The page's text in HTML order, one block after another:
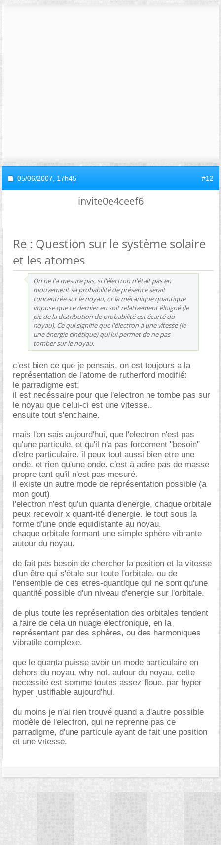
05/06/2007, 17h45 #12
invite0e4ceef6
Re : Question sur le système solaire
et les atomes
On ne l'a mesure pas, si l'électron n'était pas en
mouvement sa probabilité de présence serait
concentrée sur le noyau, or la mécanique quantique
impose que ce dernier en soit relativement éloigné (le
pic de la distribution de probabilité est écarté du
noyau). Ce qui signifie que l'électron à une vitesse (ie
une énergie cinétique) qui lui permet de ne pas
tomber sur le noyau.
c'est bien ce que je pensais, on est toujours a la
représentation de l'atome de rutherford modifié:
le parradigme est:
il est necéssaire pour que l'electron ne tombe pas sur
le noyau que celui-ci est une vitesse..
ensuite tout s'enchaine.
mais l'on sais aujourd'hui, que l'electron n'est pas
qu'une particule, et qu'il n'a pas forcement "besoin"
d'etre particulaire. il peux tout aussi bien etre une
onde. et rien qu'une onde. c'est à adire pas de masse
propre tant qu'il n'est pas mesuré.
il existe un autre mode de représentation possible (a
mon gout)
l'electron n'est qu'un quanta d'energie, chaque orbitale
peux recevoir x quant-ité d'energie. le tout sous la
forme d'une onde equidistante au noyau.
chaque orbitale formant une simple sphère vibrante
autour du noyau.
de fait pas besoin de chercher la position et la vitesse
d'un être qui s'étale sur toute l'orbitale. ou de
l'ensemble de ces etres-quantique qui ne sont qu'une
quantité possible d'un niveau d'energie sur l'orbitale.
de plus toute les représentation des orbitales tendent
a faire de cela un nuage electronique, en la
représentant par des sphères, ou des harmoniques
vibratile complexe.
que le quanta puisse avoir un mode particulaire en
dehors du noyau, why not, autour du noyau, cette
necessité est somme toutes assez floue, par hyper
hyper justifiable aujourd'hui.
du moins je n'ai rien trouvé quand a d'autre possible
modèle de l'electron, qui ne reprenne pas ce
parradigme, d'une particule ayant de fait une position
et une vitesse.